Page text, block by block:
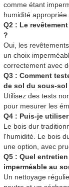
comme étant
humidité appropriée.
Q2 : Le
?
Oui, les
un choix
correctement avec
Q3 : Comment
de sol du sous-sol
Utilisez des tests
pour mesurer les
Q4 : Puis-je
Le bois dur
l'humidité. Le bois
une option, avec
Q5 : Quel
imperméable au
Un nettoyage